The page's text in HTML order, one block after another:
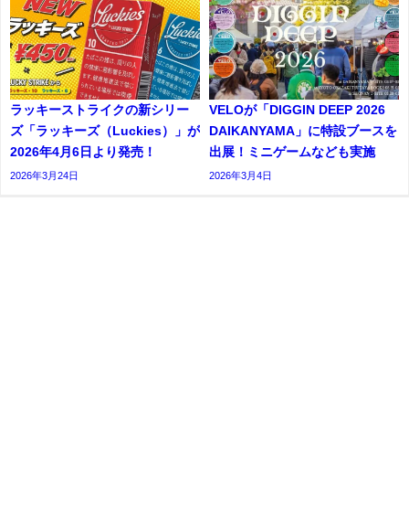
ラッキーストライクの新シリー
ズ「ラッキーズ（Luckies）」が
2026年4月6日より発売！
2026年3月24日
VELOが「DIGGIN DEEP 2026
DAIKANYAMA」に特設ブースを
出展！ミニゲームなども実施
2026年3月4日